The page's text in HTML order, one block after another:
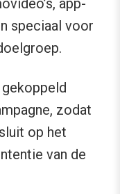
app-
speciaal voor
zodat
op het
van de